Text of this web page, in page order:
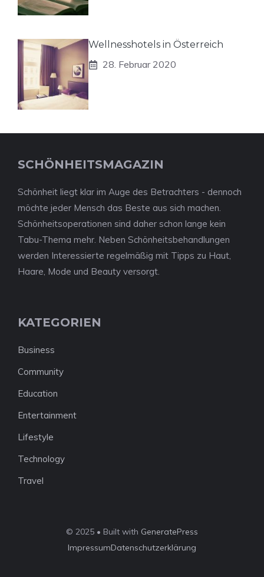
Wellnesshotels in Österreich
28. Februar 2020
SCHÖNHEITSMAGAZIN
Schönheit liegt klar im Auge des Betrachters - dennoch
möchte jeder Mensch das Beste aus sich machen.
Schönheitsoperationen sind daher schon lange kein
Tabu-Thema mehr. Neben Schönheitsbehandlungen
werden Interessierte regelmäßig mit Tipps zu Haut,
Haare, Mode und Beauty versorgt.
KATEGORIEN
Business
Community
Education
Entertainment
Lifestyle
Technology
Travel
© 2025 • Built with GeneratePress
ImpressumDatenschutzerklärung